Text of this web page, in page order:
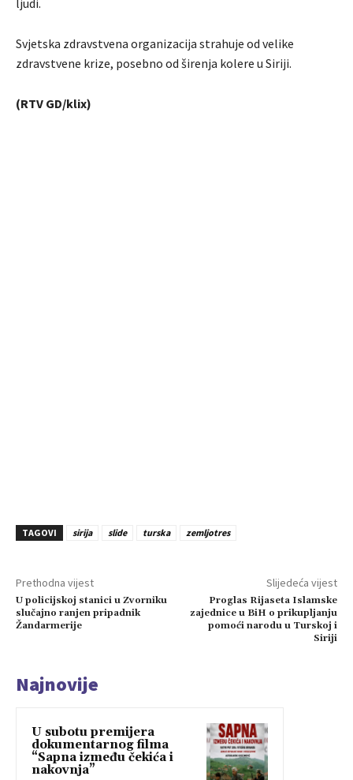
Svjetska zdravstvena organizacija strahuje od velike
zdravstvene krize, posebno od širenja kolere u Siriji.
(RTV GD/klix)
TAGOVI sirija slide turska zemljotres
Prethodna vijest
U policijskoj stanici u Zvorniku
slučajno ranjen pripadnik
Žandarmerije
Slijedeća vijest
Proglas Rijaseta Islamske
zajednice u BiH o prikupljanju
pomoći narodu u Turskoj i
Siriji
Najnovije
U subotu premijera
dokumentarnog filma
“Sapna između čekića i
nakovnja”